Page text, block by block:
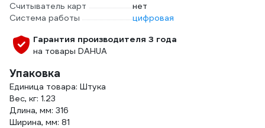
Считыватель карт
нет
Система работы
цифровая
Гарантия производителя 3 года
на товары DAHUA
Упаковка
Единица товара: Штука
Вес, кг: 1.23
Длина, мм: 316
Ширина, мм: 81